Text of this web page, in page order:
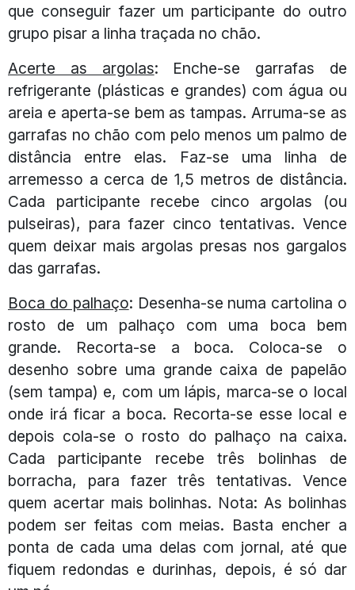
que conseguir fazer um participante do outro
grupo pisar a linha traçada no chão.
Acerte as argolas: Enche-se garrafas de
refrigerante (plásticas e grandes) com água ou
areia e aperta-se bem as tampas. Arruma-se as
garrafas no chão com pelo menos um palmo de
distância entre elas. Faz-se uma linha de
arremesso a cerca de 1,5 metros de distância.
Cada participante recebe cinco argolas (ou
pulseiras), para fazer cinco tentativas. Vence
quem deixar mais argolas presas nos gargalos
das garrafas.
Boca do palhaço: Desenha-se numa cartolina o
rosto de um palhaço com uma boca bem
grande. Recorta-se a boca. Coloca-se o
desenho sobre uma grande caixa de papelão
(sem tampa) e, com um lápis, marca-se o local
onde irá ficar a boca. Recorta-se esse local e
depois cola-se o rosto do palhaço na caixa.
Cada participante recebe três bolinhas de
borracha, para fazer três tentativas. Vence
quem acertar mais bolinhas. Nota: As bolinhas
podem ser feitas com meias. Basta encher a
ponta de cada uma delas com jornal, até que
fiquem redondas e durinhas, depois, é só dar